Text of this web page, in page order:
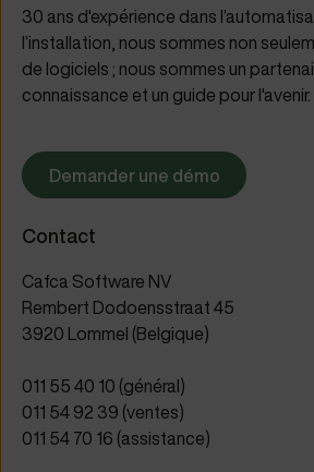
30 ans d'expérience dans
l’installation, nous sommes non
de logiciels ; nous sommes un
connaissance et un guide pour l'avenir.
Demander une démo
Contact
Cafca Software NV
Rembert Dodoensstraat 45
3920 Lommel (Belgique)
011 55 40 10 (général)
011 54 92 39 (ventes)
011 54 70 16 (assistance)